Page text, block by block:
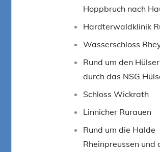
Hoppbruch nach
Hardterwaldklinik
Wasserschloss
Rund um den
durch das NSG
Schloss Wickrath
Linnicher Rurauen
Rund um die Halde
Rheinpreussen und